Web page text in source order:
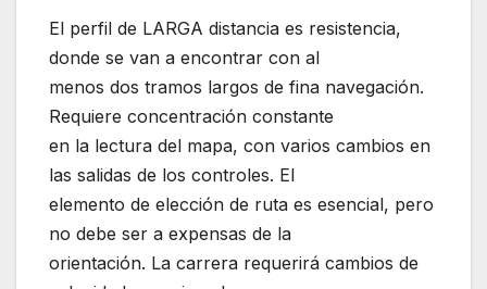
El perfil de LARGA distancia es resistencia,
donde se van a encontrar con al
menos dos tramos largos de fina navegación.
Requiere concentración constante
en la lectura del mapa, con varios cambios en
las salidas de los controles. El
elemento de elección de ruta es esencial, pero
no debe ser a expensas de la
orientación. La carrera requerirá cambios de